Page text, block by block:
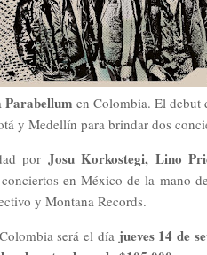
Parabellum en Colombia. El debut
y Medellín para brindar dos
por Josu Korkostegi, Lino
en México de la mano
y Montana Records.
será el día jueves 14 de